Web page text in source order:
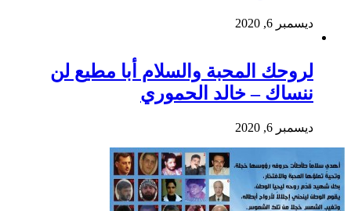
ديسمبر 6, 2020
لروحك المحبة والسلام أبا مطيع لن
ننساك – خالد الحموري
ديسمبر 6, 2020